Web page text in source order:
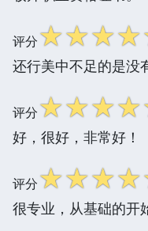
评分☆☆☆☆
还行美中不足的是没
评分☆☆☆☆
好，很好，非常好！
评分☆☆☆☆
很专业，从基础的开